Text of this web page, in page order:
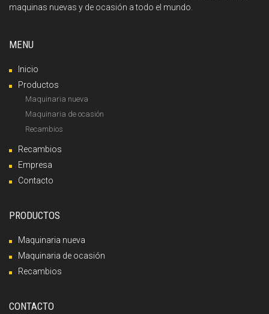
maquinas nuevas y de ocasión a todo el mundo.
MENU
Inicio
Productos
Maquinaria nueva
Maquinaria de ocasión
Recambios
Recambios
Empresa
Contacto
PRODUCTOS
Maquinaria nueva
Maquinaria de ocasión
Recambios
CONTACTO